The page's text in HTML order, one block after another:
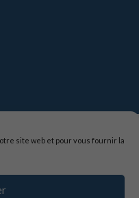
site web et pour vous fournir la
- Suivi de commande
de vente